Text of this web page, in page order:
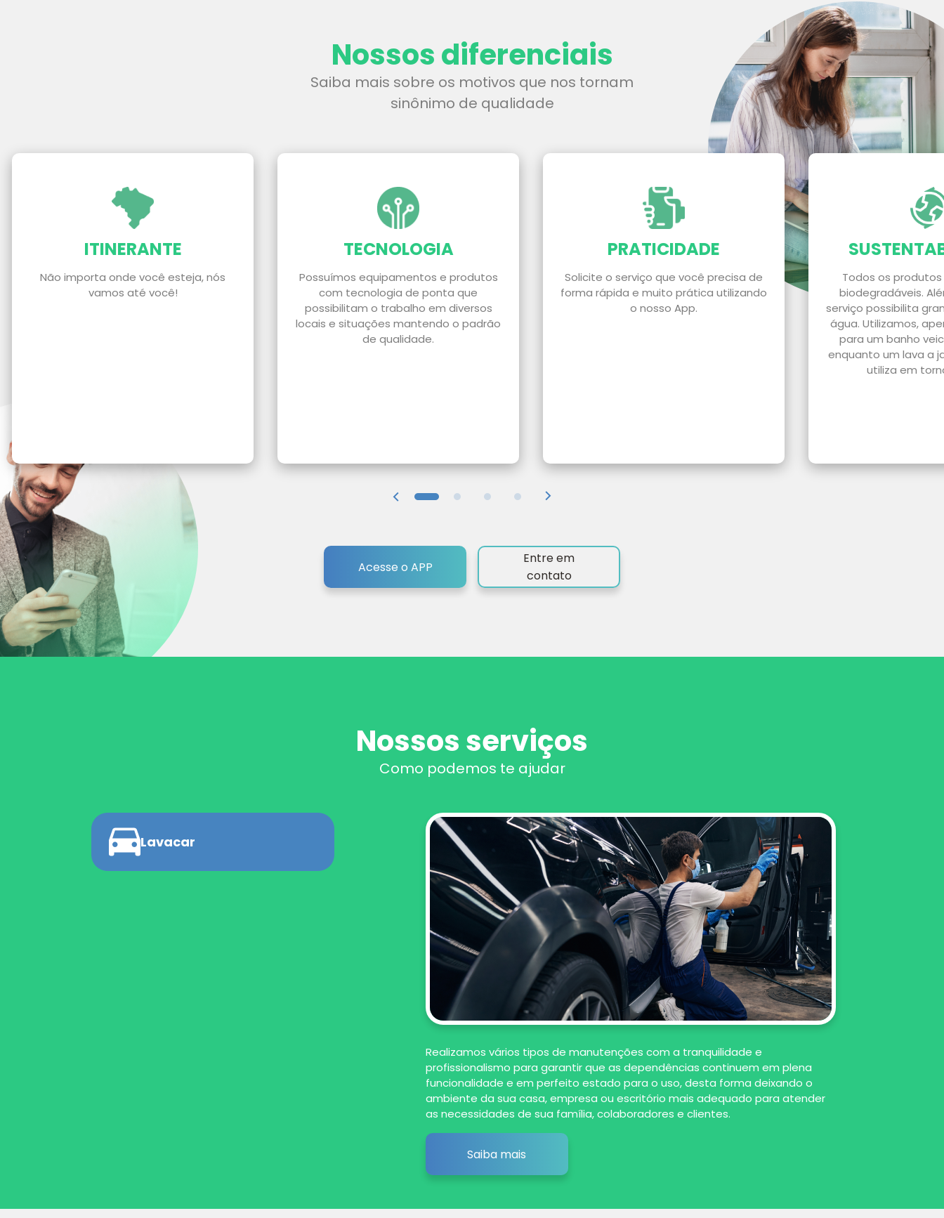
Nossos diferenciais
Saiba mais sobre os motivos que nos tornam
sinônimo de qualidade
ITINERANTE
Não importa onde você esteja, nós
vamos até você!
TECNOLOGIA
Possuímos equipamentos e produtos
com tecnologia de ponta que
possibilitam o trabalho em diversos
locais e situações mantendo o padrão
de qualidade.
PRATICIDADE
Solicite o serviço que você precisa de
forma rápida e muito prática utilizando
o nosso App.
Todos os
biodegradáveis.
serviço possibilita
água. Utilizamos,
para um banho
enquanto um lava a
utiliza em
Acesse o APP
Entre em
contato
Nossos serviços
Como podemos te ajudar
Lavacar
Realizamos vários tipos de manutenções com a tranquilidade e
profissionalismo para garantir que as dependências continuem em plena
funcionalidade e em perfeito estado para o uso, desta forma deixando o
ambiente da sua casa, empresa ou escritório mais adequado para atender
as necessidades de sua família, colaboradores e clientes.
Saiba mais